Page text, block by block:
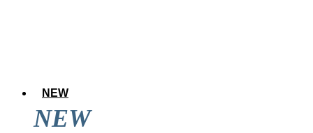
NEW
NEW